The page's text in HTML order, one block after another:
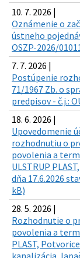
10. 7. 2026 |
Oznámenie o
ústneho
OSZP-2026/
7. 7. 2026 |
Postúpenie
71/1967 Zb. o
predpisov - č.j.:
18. 6. 2026 |
Upovedomenie
rozhodnutiu o
povolenia a
ULSTRUP
dňa 17.6.2026
kB)
28. 5. 2026 |
Rozhodnutie o
povolenia a
PLAST,
kanalizácia,